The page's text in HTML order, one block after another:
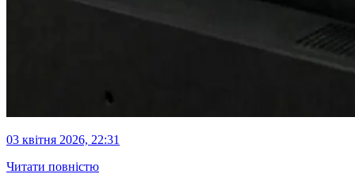
03 квітня 2026, 22:31
Читати повністю